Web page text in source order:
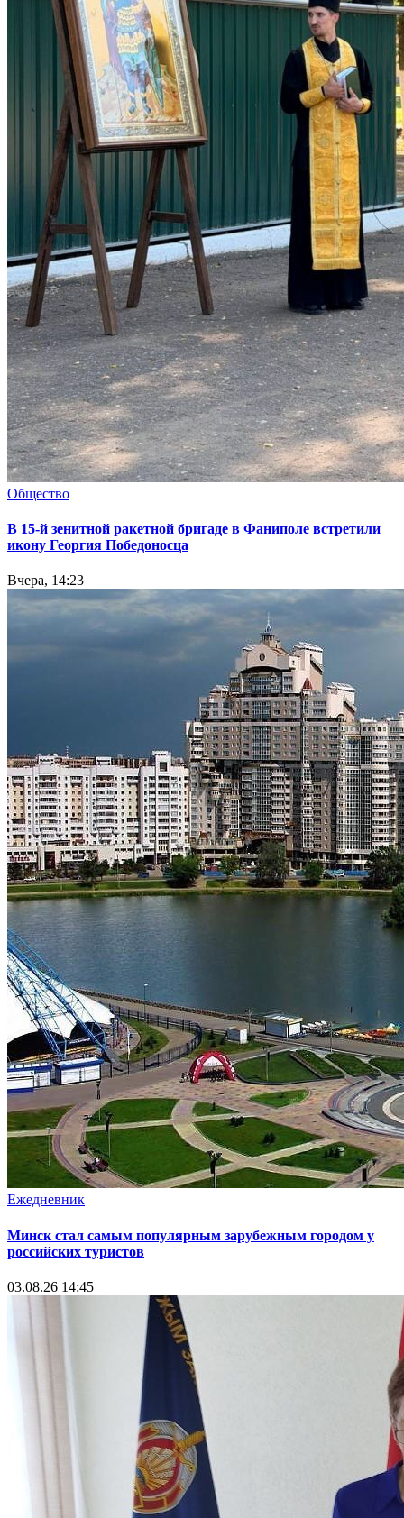
Общество
В 15-й зенитной ракетной бригаде в Фаниполе встретили
икону Георгия Победоносца
Вчера, 14:23
Ежедневник
Минск стал самым популярным зарубежным городом у
российских туристов
03.08.26 14:45